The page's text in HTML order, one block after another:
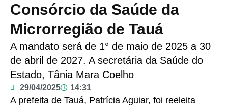
Consórcio da Saúde da
Microrregião de Tauá
A mandato será de 1° de maio de 2025 a 30
de abril de 2027. A secretária da Saúde do
Estado, Tânia Mara Coelho
29/04/2025 14:31
A prefeita de Tauá, Patrícia Aguiar, foi reeleita